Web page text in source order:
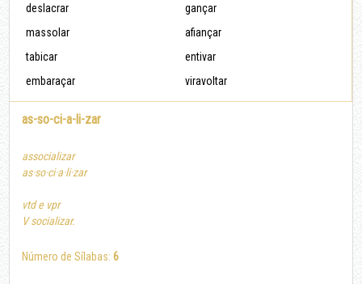
deslacrar
gançar
massolar
afiançar
tabicar
entivar
embaraçar
viravoltar
as-so-ci-a-li-zar
assocializar
as·so·ci·a·li·zar
vtd e vpr
V socializar.
Número de Sílabas:6